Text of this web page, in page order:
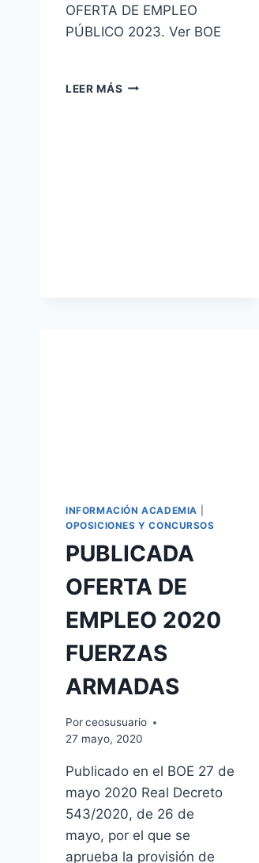
OFERTA DE EMPLEO
PÚBLICO 2023. Ver BOE
LEER MÁS AYUDANTES
INFORMACIÓN ACADEMIA
OPOSICIONES Y CONCURSOS
PUBLICADA
OFERTA DE
EMPLEO 2020
FUERZAS
ARMADAS
Porceosusuario
27 mayo, 2020
Publicado en el BOE 27 de
mayo 2020 Real Decreto
543/2020, de 26 de
mayo, por el que se
aprueba la provisión de